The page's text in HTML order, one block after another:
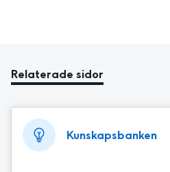
Relaterade sidor
Kunskapsbanken